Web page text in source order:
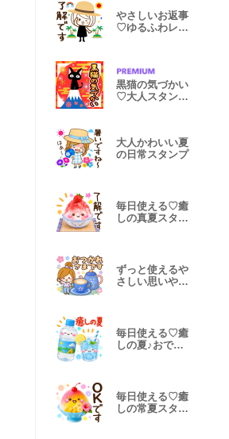
やさしいお返事
♡ゆるふわレデ
黒猫の気づかい
♡大人スタンプ
大人かわいい夏
の日常スタンプ
毎日使える♡癒
しの真夏スタン
ずっと使えるや
さしい思いやり
毎日使える♡癒
しの夏♪おでか
毎日使える♡癒
しの常夏スタン